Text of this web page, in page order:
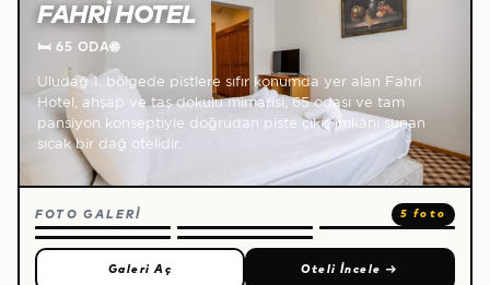
FAHRI HOTEL
🛏65 ODA🌐
Uludağ 1. bölgede pistlere sıfır konumda yer alan Fahri
Hotel, ahşap ve taş dokulu mimarisi, 65 odası ve tam
pansiyon konseptiyle doğrudan piste çıkış imkânı sunan
sıcak bir dağ otelidir.
FOTO GALERİ 5 foto
Galeri Aç Oteli İncele →